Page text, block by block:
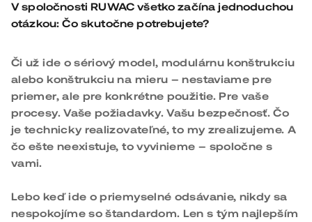
V spoločnosti RUWAC všetko začína jednoduchou
otázkou: Čo skutočne potrebujete?
Či už ide o sériový model, modulárnu konštrukciu
alebo konštrukciu na mieru – nestaviame pre
priemer, ale pre konkrétne použitie. Pre vaše
procesy. Vaše požiadavky. Vašu bezpečnosť. Čo
je technicky realizovateľné, to my zrealizujeme. A
čo ešte neexistuje, to vyvinieme – spoločne s
vami.
Lebo keď ide o priemyselné odsávanie, nikdy sa
nespokojíme so štandardom. Len s tým najlepším